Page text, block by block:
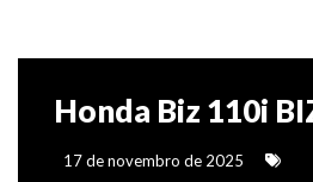
Honda Biz 110i
17 de novembro de 2025